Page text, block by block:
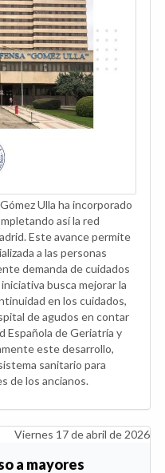
Ulla ha incorporado
así la red
Este avance permite
a las personas
demanda de cuidados
busca mejorar la
en los cuidados,
de agudos en contar
Española de Geriatría y
este desarrollo,
sanitario para
de los ancianos.
Viernes 17 de abril de 2026
a mayores